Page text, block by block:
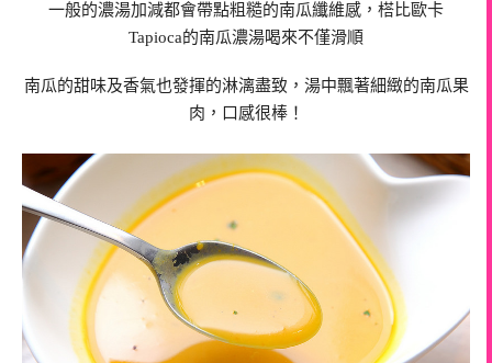
一般的濃湯加減都會帶點粗糙的南瓜纖維感，榙比歐卡
Tapioca的南瓜濃湯喝來不僅滑順
南瓜的甜味及香氣也發揮的淋漓盡致，湯中飄著細緻的南瓜果
肉，口感很棒！